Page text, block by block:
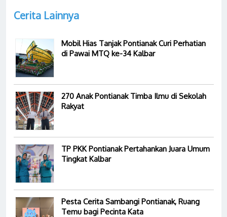
Cerita Lainnya
Mobil Hias Tanjak Pontianak Curi Perhatian
di Pawai MTQ ke-34 Kalbar
270 Anak Pontianak Timba Ilmu di Sekolah
Rakyat
TP PKK Pontianak Pertahankan Juara Umum
Tingkat Kalbar
Pesta Cerita Sambangi Pontianak, Ruang
Temu bagi Pecinta Kata